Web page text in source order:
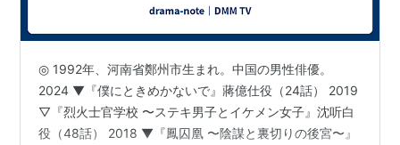
◎ 1992年、河南省鄭州市生まれ。中国の男性俳優。
2024 ▼『僕にときめかないで』蔣億仕役（24話） 2019
▽『烈火士官学校 〜ステキ男子とイケメン女子』沈听白
役（48話） 2018 ▼『鳳囚凰 〜陰謀と裏切りの後宮〜』